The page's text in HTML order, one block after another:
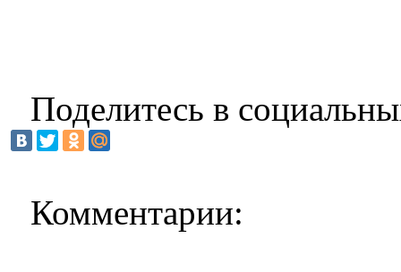
Поделитесь в
Комментарии: